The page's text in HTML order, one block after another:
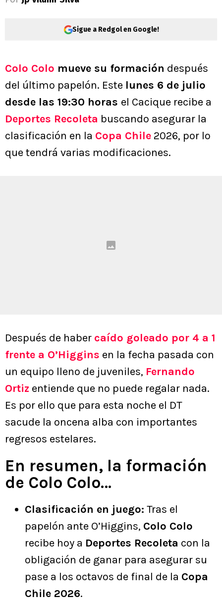
Sigue a Redgol en Google!
Colo Colo mueve su formación después
del último papelón. Este lunes 6 de julio
desde las 19:30 horas el Cacique recibe a
Deportes Recoleta buscando asegurar la
clasificación en la Copa Chile 2026, por lo
que tendrá varias modificaciones.
Después de haber caído goleado por 4 a 1
frente a O’Higgins en la fecha pasada con
un equipo lleno de juveniles, Fernando
Ortiz entiende que no puede regalar nada.
Es por ello que para esta noche el DT
sacude la oncena alba con importantes
regresos estelares.
En resumen, la formación
de Colo Colo…
Clasificación en juego: Tras el
papelón ante O’Higgins, Colo Colo
recibe hoy a Deportes Recoleta con la
obligación de ganar para asegurar su
pase a los octavos de final de la Copa
Chile 2026.